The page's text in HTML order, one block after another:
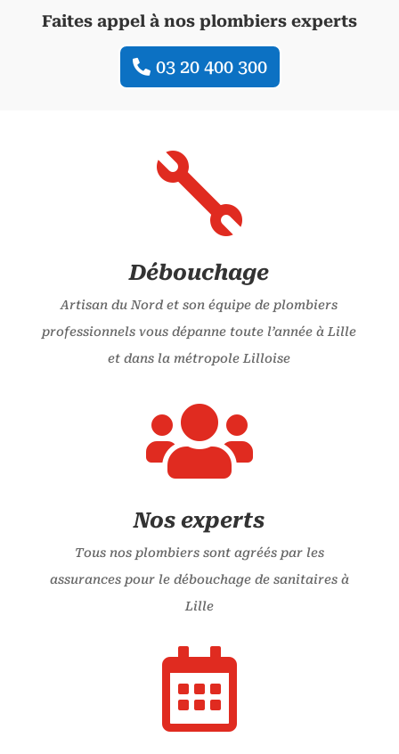
Faites appel à nos plombiers experts
03 20 400 300

Débouchage
Artisan du Nord et son équipe de plombiers
professionnels vous dépanne toute l’année à Lille
et dans la métropole Lilloise

Nos experts
Tous nos plombiers sont agréés par les
assurances pour le débouchage de sanitaires à
Lille
